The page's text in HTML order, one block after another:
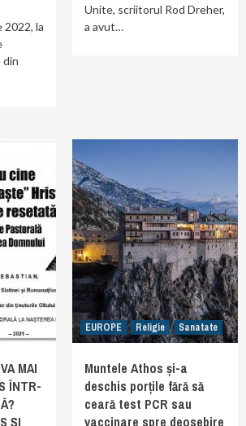
2022, la
din
Unite, scriitorul Rod Dreher,
a avut…
MAI
ÎNTR-
ȘI
EUROPE Religie Sanatate
Muntele Athos și-a
deschis porțile fără să
ceară test PCR sau
vaccinare spre deosebire